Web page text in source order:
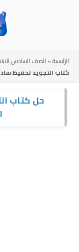
الرئيسية» الصف السادس
كتاب التجويد تحفيظ سادس
حل كتاب